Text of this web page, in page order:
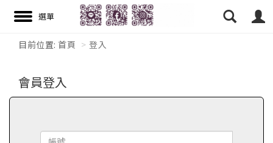
目前位置: 首頁 登入
會員登入